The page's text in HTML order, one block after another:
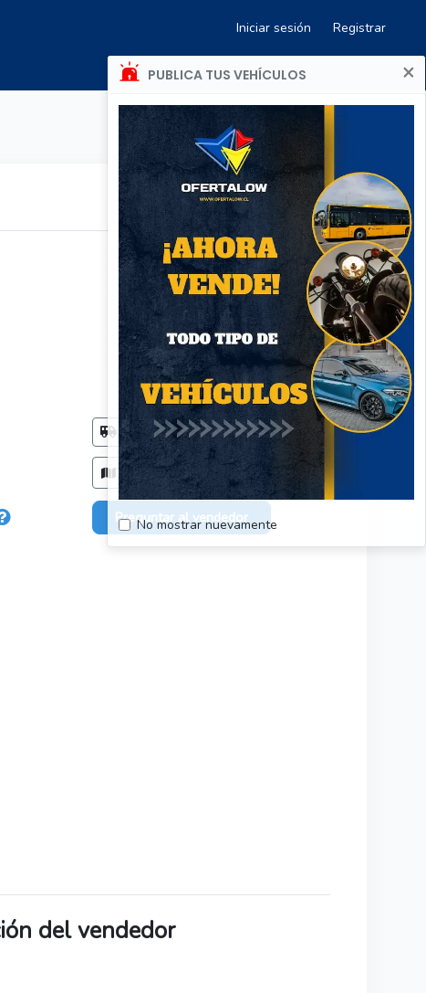
Iniciar sesión Registrar
PUBLICA TUS VEHÍCULOS ×
No mostrar nuevamente
Método de entrega
Acordar con el comprador
Zonas de entrega
Todo el país, sin restriciones.
Preguntar al vendedor
del vendedor